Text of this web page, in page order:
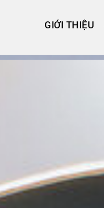
GIỚI THIỆU